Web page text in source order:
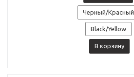
Черный/Красный
Black/Yellow
В корзину